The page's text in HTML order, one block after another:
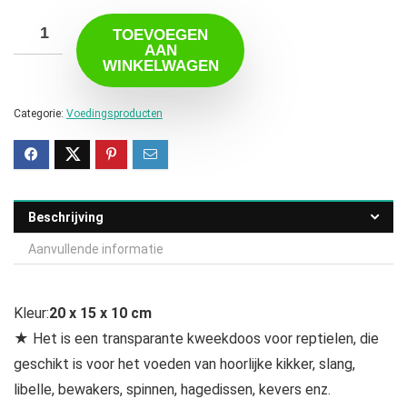
TOEVOEGEN
AAN
WINKELWAGEN
Categorie: Voedingsproducten
Beschrijving
Aanvullende informatie
Kleur:20 x 15 x 10 cm
★ Het is een transparante kweekdoos voor reptielen, die
geschikt is voor het voeden van hoorlijke kikker, slang,
libelle, bewakers, spinnen, hagedissen, kevers enz.